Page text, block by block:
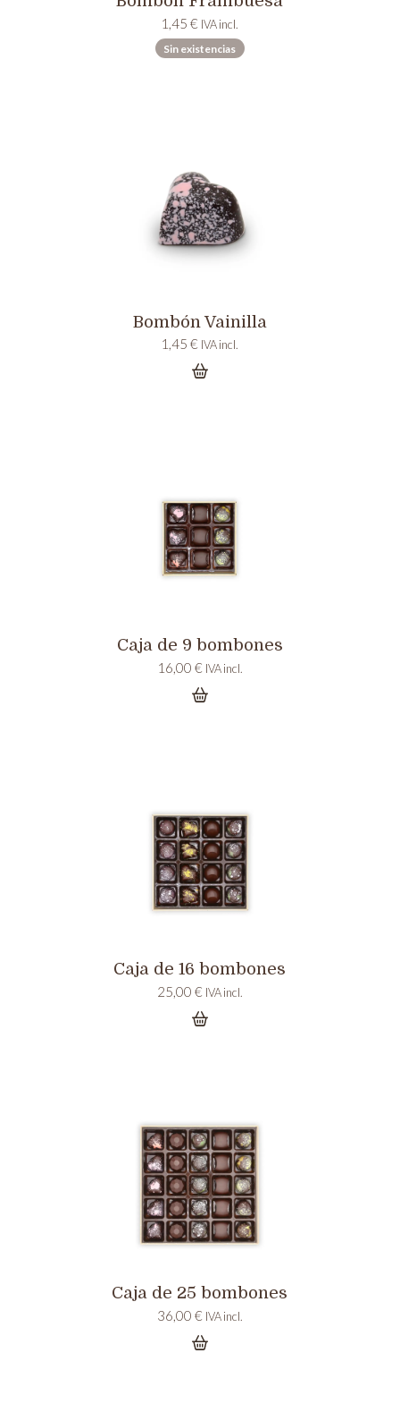
1,45€ IVA incl.
Sin existencias
Bombón Vainilla
1,45€ IVA incl.
Caja de 9 bombones
16,00 € IVA incl.
Caja de 16 bombones
25,00 € IVA incl.
Caja de 25 bombones
36,00 € IVA incl.